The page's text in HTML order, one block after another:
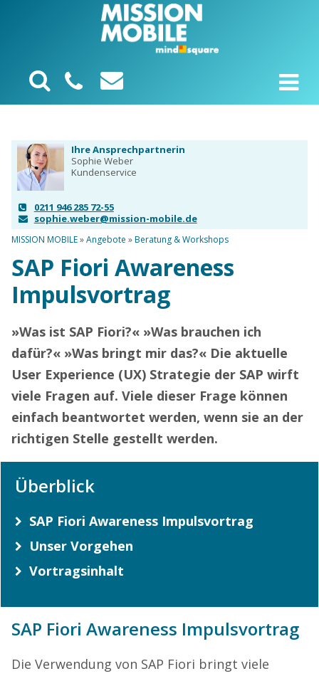
Ihre Ansprechpartnerin
Sophie Weber
Kundenservice
0211 946 285 72-55
sophie.weber@mission-mobile.de
MISSION MOBILE»Angebote »Beratung & Workshops
SAP Fiori Awareness
Impulsvortrag
»Was ist SAP Fiori?« »Was brauchen ich
dafür?« »Was bringt mir das?« Die aktuelle
User Experience (UX) Strategie der SAP wirft
viele Fragen auf. Viele dieser Frage können
einfach beantwortet werden, wenn sie an der
richtigen Stelle gestellt werden.
Überblick
SAP Fiori Awareness Impulsvortrag
Unser Vorgehen
Vortragsinhalt
SAP Fiori Awareness Impulsvortrag
Die Verwendung von SAP Fiori bringt viele